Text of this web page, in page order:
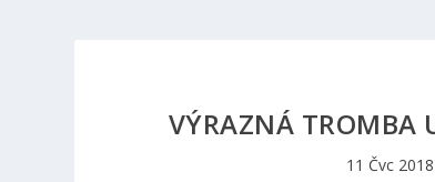
VÝRAZNÁ TROMBA
11 Čvc 2018